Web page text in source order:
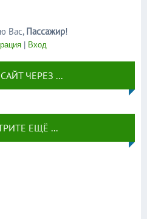
Вас, Пассажир!
| Вход
ЧЕРЕЗ ...
ЕЩЁ ...